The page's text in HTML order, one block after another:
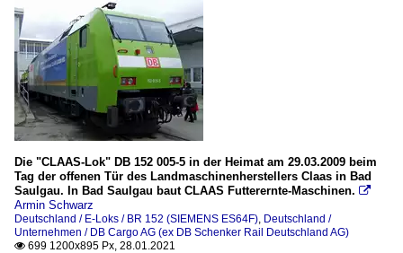
Die "CLAAS-Lok" DB 152 005-5 in der Heimat am 29.03.2009 beim
Tag der offenen Tür des Landmaschinenherstellers Claas in Bad
Saulgau. In Bad Saulgau baut CLAAS Futterernte-Maschinen. 
Armin Schwarz
Deutschland / E-Loks / BR 152 (SIEMENS ES64F), Deutschland /
Unternehmen / DB Cargo AG (ex DB Schenker Rail Deutschland AG)
 699 1200x895 Px, 28.01.2021